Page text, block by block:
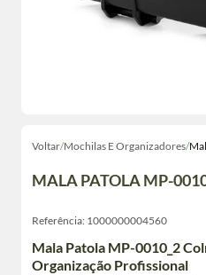
Voltar/Mochilas E Organizadores/
MALA PATOLA MP-
Referência: 1000000004560
Mala Patola MP-0010_2
Organização Profissional